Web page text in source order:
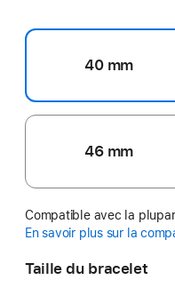
40 mm
46 mm
Compatible avec la
En savoir plus sur la
Taille du bracelet